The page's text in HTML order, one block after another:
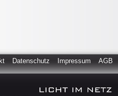
Datenschutz Impressum AGB